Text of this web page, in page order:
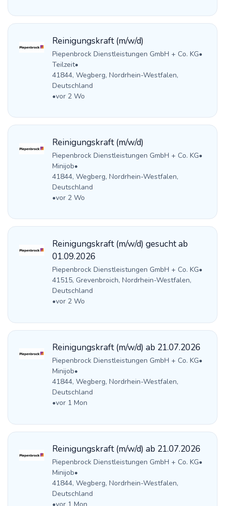
Reinigungskraft (m/w/d)
Piepenbrock Dienstleistungen GmbH + Co. KG•
Teilzeit•
41844, Wegberg, Nordrhein-Westfalen,
Deutschland
•vor 2 Wo
Reinigungskraft (m/w/d)
Piepenbrock Dienstleistungen GmbH + Co. KG•
Minijob•
41844, Wegberg, Nordrhein-Westfalen,
Deutschland
•vor 2 Wo
Reinigungskraft (m/w/d) gesucht ab
01.09.2026
Piepenbrock Dienstleistungen GmbH + Co. KG•
41515, Grevenbroich, Nordrhein-Westfalen,
Deutschland
•vor 2 Wo
Reinigungskraft (m/w/d) ab 21.07.2026
Piepenbrock Dienstleistungen GmbH + Co. KG•
Minijob•
41844, Wegberg, Nordrhein-Westfalen,
Deutschland
•vor 1 Mon
Reinigungskraft (m/w/d) ab 21.07.2026
Piepenbrock Dienstleistungen GmbH + Co. KG•
Minijob•
41844, Wegberg, Nordrhein-Westfalen,
Deutschland